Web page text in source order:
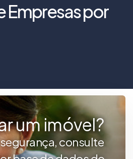
Empresas por
um imóvel?
consulte